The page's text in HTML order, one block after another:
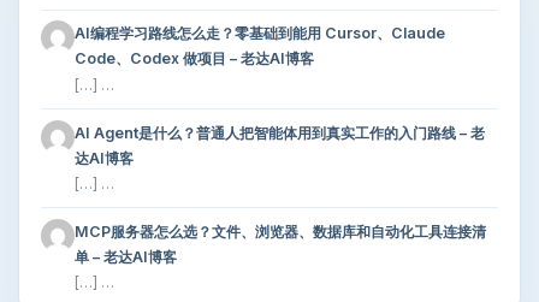
AI编程学习路线怎么走？零基础到能用 Cursor、Claude
Code、Codex 做项目 – 老达AI博客
[…] …
AI Agent是什么？普通人把智能体用到真实工作的入门路线 – 老
达AI博客
[…] …
MCP服务器怎么选？文件、浏览器、数据库和自动化工具连接清
单 – 老达AI博客
[…] …